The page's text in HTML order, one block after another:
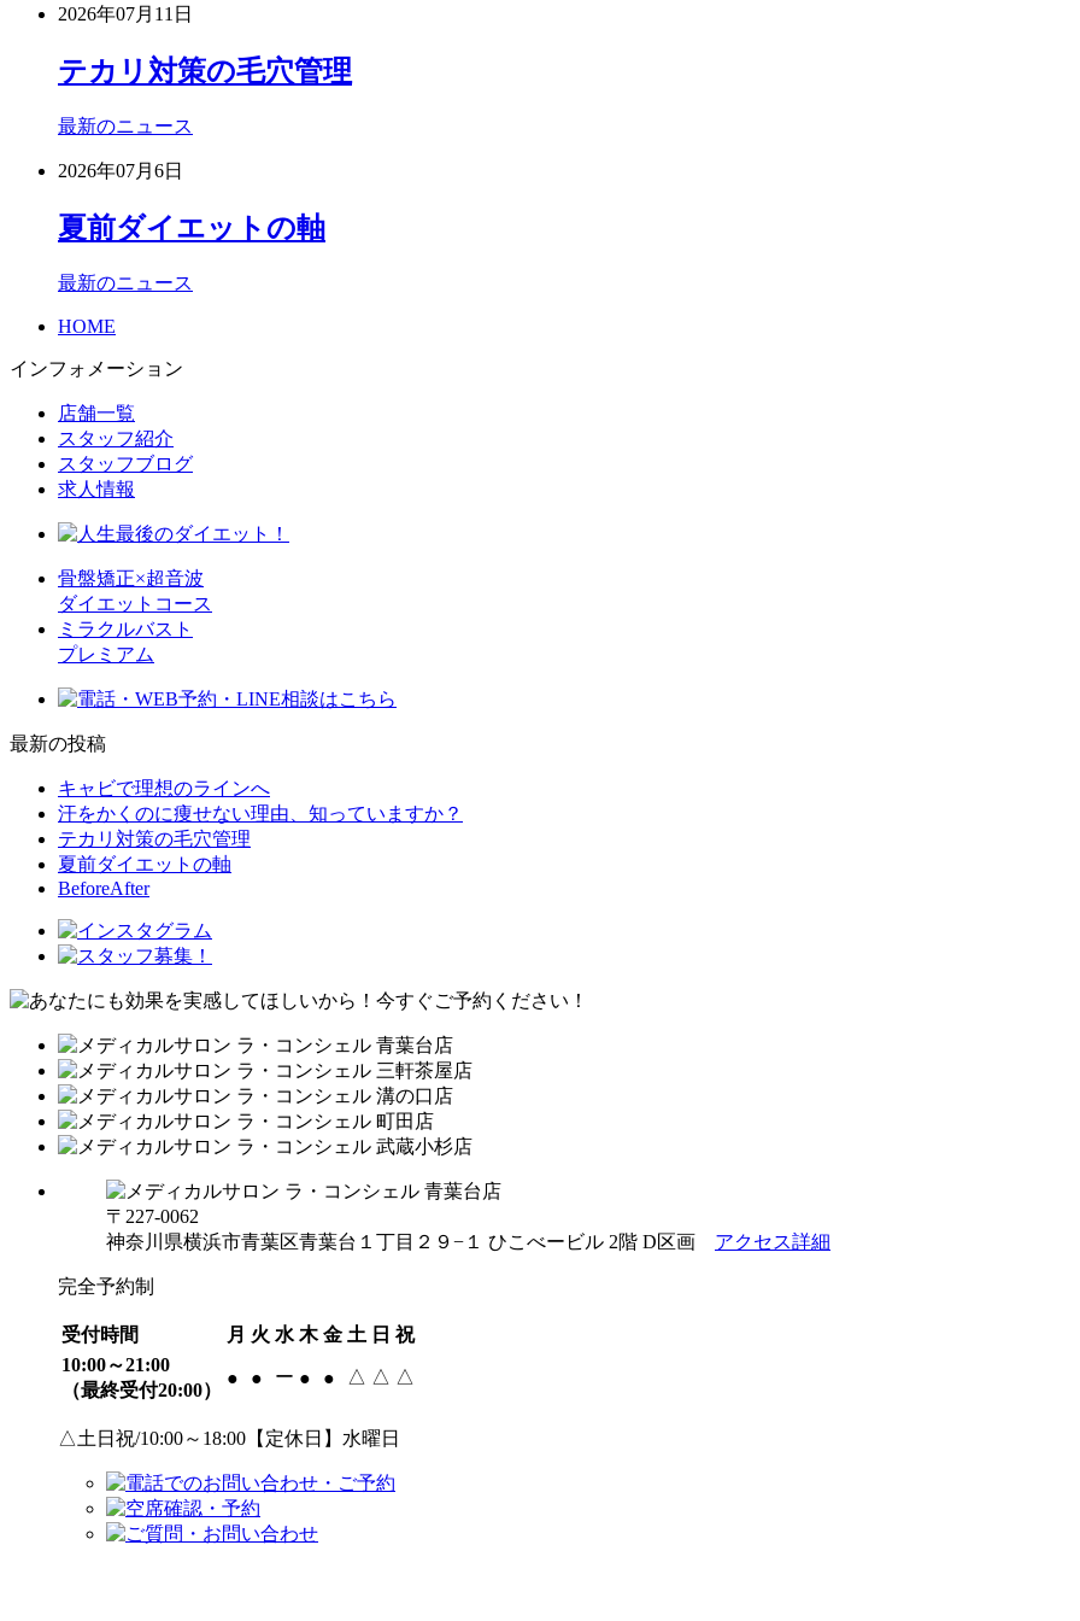
2026年07月11日
テカリ対策の毛穴管理
最新のニュース
2026年07月6日
夏前ダイエットの軸
最新のニュース
HOME
インフォメーション
店舗一覧
スタッフ紹介
スタッフブログ
求人情報
骨盤矯正×超音波
ダイエットコース
ミラクルバスト
プレミアム
最新の投稿
キャビで理想のラインへ
汗をかくのに痩せない理由、知っていますか？
テカリ対策の毛穴管理
夏前ダイエットの軸
BeforeAfter
〒227-0062
神奈川県横浜市青葉区青葉台１丁目２９−１ ひこべービル 2階 D区画 アクセス詳細
完全予約制
受付時間 月 火 水 木 金 土 日 祝
10:00～21:00
（最終受付20:00）
● ● ー ● ● △ △ △
△土日祝/10:00～18:00【定休日】水曜日